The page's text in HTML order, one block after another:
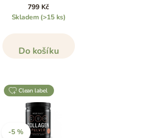
799 Kč
Skladem (>15 ks)
Do košíku
clean label
-5 %